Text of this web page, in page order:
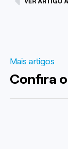
Mais artigos
Confira